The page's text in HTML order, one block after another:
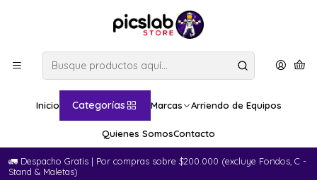
Inicio Categorías Marcas Arriendo de Equipos
Quienes SomosContacto
🚛​ Despacho Gratis | Por compras sobre $200.000 (excluye Fondos, C -
Stand & Maletas)